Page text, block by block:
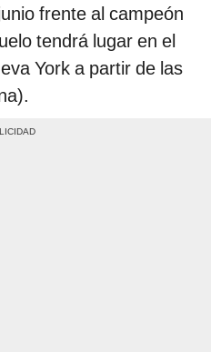
frente al campeón
tendrá lugar en el
York a partir de las